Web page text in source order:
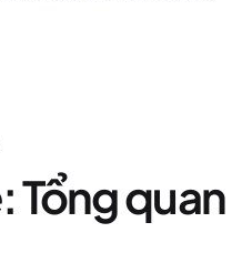
quan